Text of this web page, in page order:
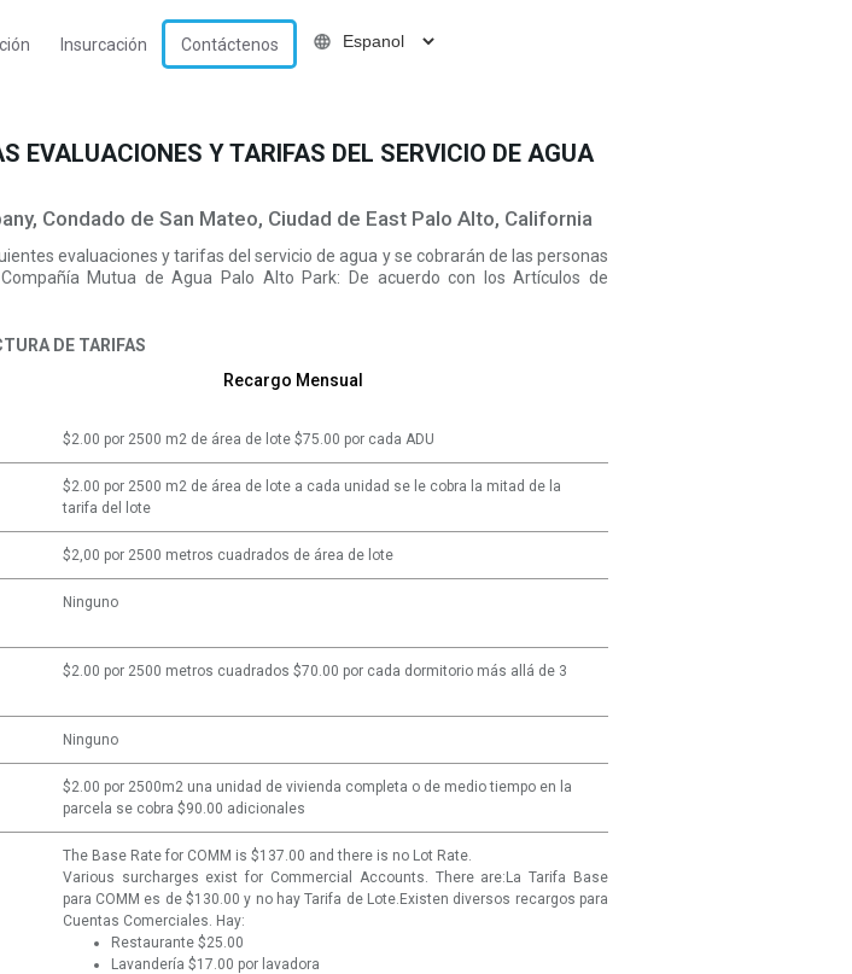
Insurcación Contáctenos
EVALUACIONES Y TARIFAS DEL SERVICIO DE AGUA
Condado de San Mateo, Ciudad de East Palo Alto, California
evaluaciones y tarifas del servicio de agua y se cobrarán de las personas
Mutua de Agua Palo Alto Park: De acuerdo con los Artículos de
DE TARIFAS
Recargo Mensual
$2.00 por 2500 m2 de área de lote $75.00 por cada ADU
$2.00 por 2500 m2 de área de lote a cada unidad se le cobra la mitad de la
tarifa del lote
$2,00 por 2500 metros cuadrados de área de lote
Ninguno
$2.00 por 2500 metros cuadrados $70.00 por cada dormitorio más allá de 3
Ninguno
$2.00 por 2500m2 una unidad de vivienda completa o de medio tiempo en la
parcela se cobra $90.00 adicionales
The Base Rate for COMM is $137.00 and there is no Lot Rate.
Various surcharges exist for Commercial Accounts. There are:La Tarifa Base
para COMM es de $130.00 y no hay Tarifa de Lote.Existen diversos recargos para
Cuentas Comerciales. Hay:
Restaurante $25.00
Lavandería $17.00 por lavadora